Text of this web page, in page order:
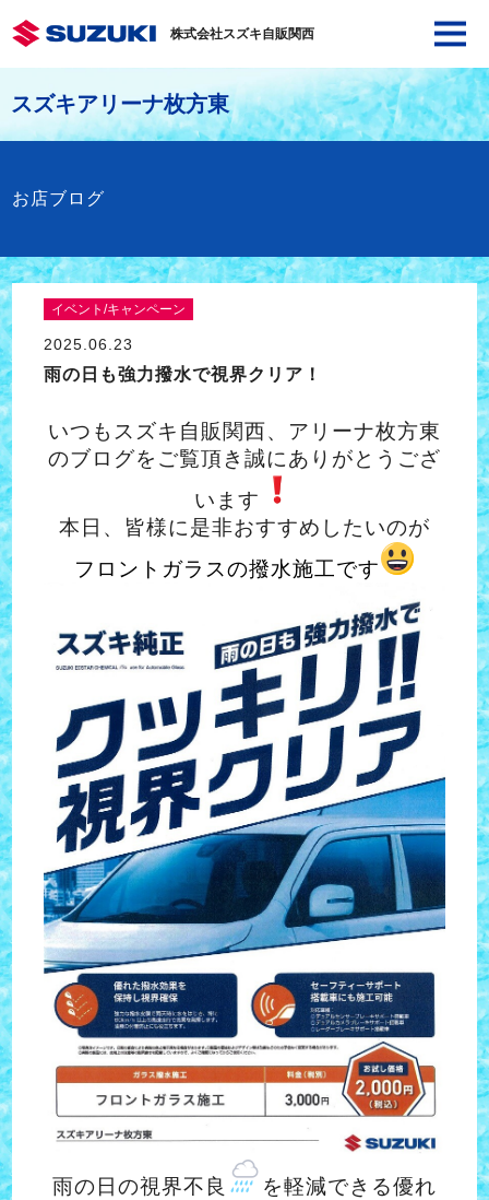
株式会社スズキ自販関西
スズキアリーナ枚方東
お店ブログ
イベント/キャンペーン
2025.06.23
雨の日も強力撥水で視界クリア！
いつもスズキ自販関西、アリーナ枚方東
のブログをご覧頂き 誠にありがとうござ
います
本日、皆様に是非おすすめしたいのが
フロントガラスの撥水施工です
雨の日の視界不良
を軽減できる優れ